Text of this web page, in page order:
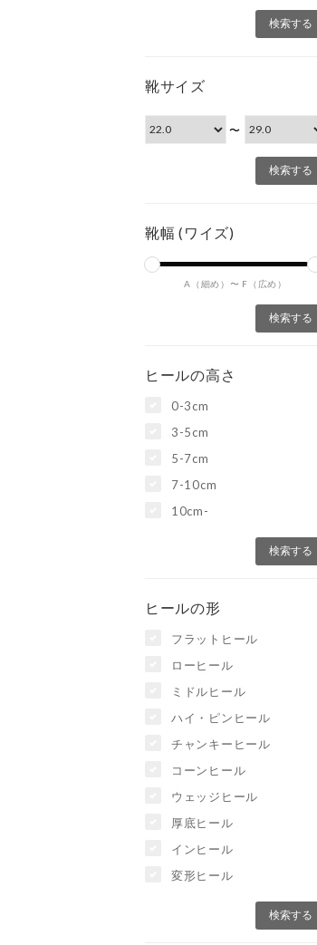
靴サイズ
〜
靴幅 (ワイズ)
A（細め）〜 F（広め）
ヒールの高さ
0-3cm
3-5cm
5-7cm
7-10cm
10cm-
ヒールの形
フラットヒール
ローヒール
ミドルヒール
ハイ・ピンヒール
チャンキーヒール
コーンヒール
ウェッジヒール
厚底ヒール
インヒール
変形ヒール